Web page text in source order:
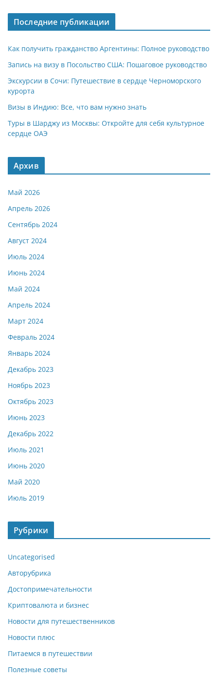
Последние публикации
Как получить гражданство Аргентины: Полное руководство
Запись на визу в Посольство США: Пошаговое руководство
Экскурсии в Сочи: Путешествие в сердце Черноморского
курорта
Визы в Индию: Все, что вам нужно знать
Туры в Шарджу из Москвы: Откройте для себя культурное
сердце ОАЭ
Архив
Май 2026
Апрель 2026
Сентябрь 2024
Август 2024
Июль 2024
Июнь 2024
Май 2024
Апрель 2024
Март 2024
Февраль 2024
Январь 2024
Декабрь 2023
Ноябрь 2023
Октябрь 2023
Июнь 2023
Декабрь 2022
Июль 2021
Июнь 2020
Май 2020
Июль 2019
Рубрики
Uncategorised
Авторубрика
Достопримечательности
Криптовалюта и бизнес
Новости для путешественников
Новости плюс
Питаемся в путешествии
Полезные советы